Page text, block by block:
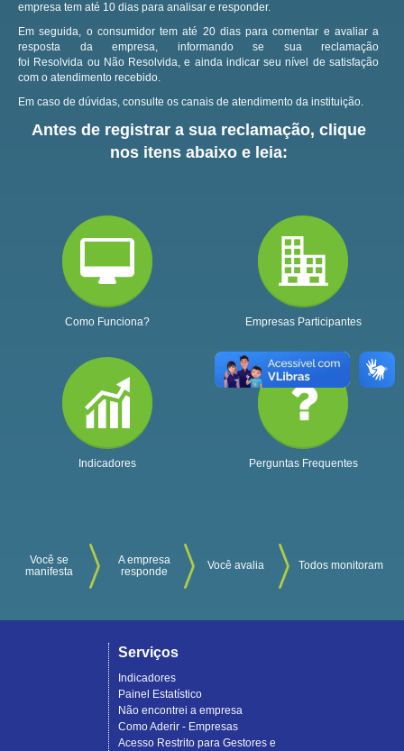
empresa tem até 10 dias para analisar e responder.
Em seguida, o consumidor tem até 20 dias para comentar e avaliar a
resposta da empresa, informando se sua reclamação
foi Resolvida ou Não Resolvida, e ainda indicar seu nível de satisfação
com o atendimento recebido.
Em caso de dúvidas, consulte os canais de atendimento da instituição.
Antes de registrar a sua reclamação, clique
nos itens abaixo e leia:
Como Funciona? Empresas Participantes
Indicadores Perguntas Frequentes
Você se
manifesta
A empresa
responde
Você avalia Todos monitoram
Serviços
Indicadores
Painel Estatístico
Não encontrei a empresa
Como Aderir - Empresas
Acesso Restrito para Gestores e